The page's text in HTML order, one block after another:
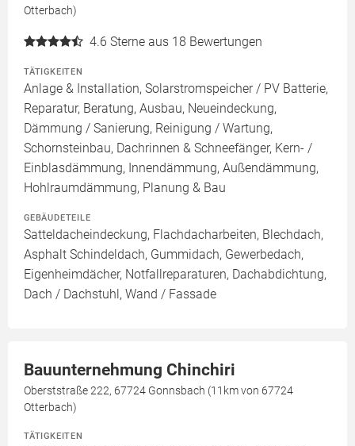
Otterbach)
4.6 Sterne aus 18 Bewertungen
TÄTIGKEITEN
Anlage & Installation, Solarstromspeicher / PV Batterie,
Reparatur, Beratung, Ausbau, Neueindeckung,
Dämmung / Sanierung, Reinigung / Wartung,
Schornsteinbau, Dachrinnen & Schneefänger, Kern- /
Einblasdämmung, Innendämmung, Außendämmung,
Hohlraumdämmung, Planung & Bau
GEBÄUDETEILE
Satteldacheindeckung, Flachdacharbeiten, Blechdach,
Asphalt Schindeldach, Gummidach, Gewerbedach,
Eigenheimdächer, Notfallreparaturen, Dachabdichtung,
Dach / Dachstuhl, Wand / Fassade
Bauunternehmung Chinchiri
Oberststraße 222, 67724 Gonnsbach (11km von 67724
Otterbach)
TÄTIGKEITEN